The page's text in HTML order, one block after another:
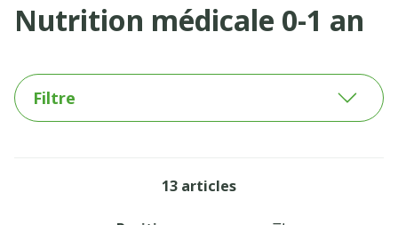
Nutrition médicale 0-1 an
Filtre
13 articles